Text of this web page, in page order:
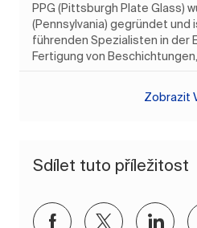
PPG (Pittsburgh Plate Glass)
(Pennsylvania) gegründet und
führenden Spezialisten in der
Fertigung von
Zobrazit
Sdílet tuto příležitost
Sdílet přesSdílet přes